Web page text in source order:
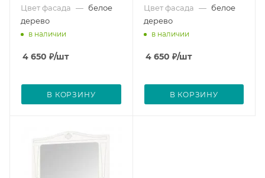
Цвет фасада — белое
дерево
в наличии
4 650 ₽/шт
В КОРЗИНУ
Цвет фасада — белое
дерево
в наличии
4 650 ₽/шт
В КОРЗИНУ